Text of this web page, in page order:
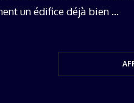
un édifice déjà bien ...